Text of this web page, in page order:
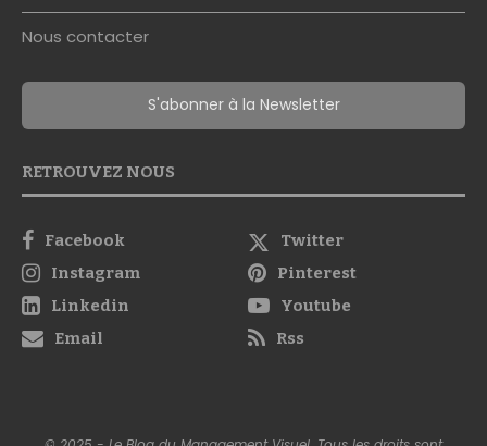
Nous contacter
S'abonner à la Newsletter
RETROUVEZ NOUS
Facebook
Twitter
Instagram
Pinterest
Linkedin
Youtube
Email
Rss